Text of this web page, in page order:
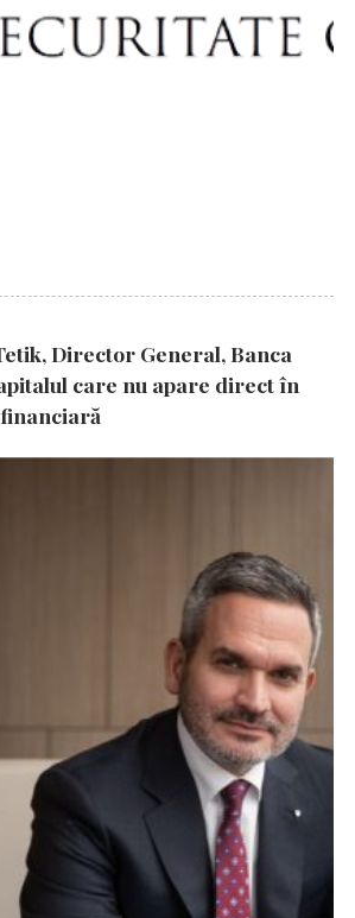
Director General, Banca
care nu apare direct în